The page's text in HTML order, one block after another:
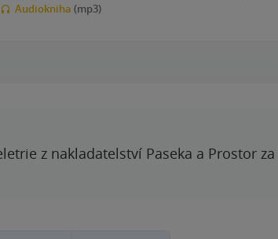
Audiokniha (mp3)
z nakladatelství Paseka a Prostor